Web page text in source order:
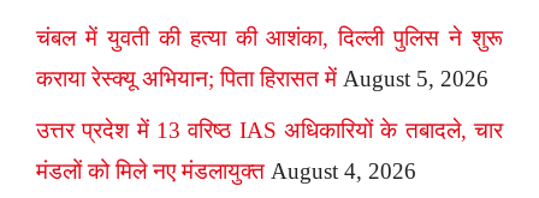
चंबल में युवती की हत्या की आशंका, दिल्ली पुलिस ने शुरू
कराया रेस्क्यू अभियान; पिता हिरासत में August 5, 2026
उत्तर प्रदेश में 13 वरिष्ठ IAS अधिकारियों के तबादले, चार
मंडलों को मिले नए मंडलायुक्त August 4, 2026